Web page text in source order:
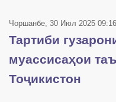
Чоршанбе, 30 Июл 2025 09:16
Тартиби
муассисаҳои
Тоҷикистон